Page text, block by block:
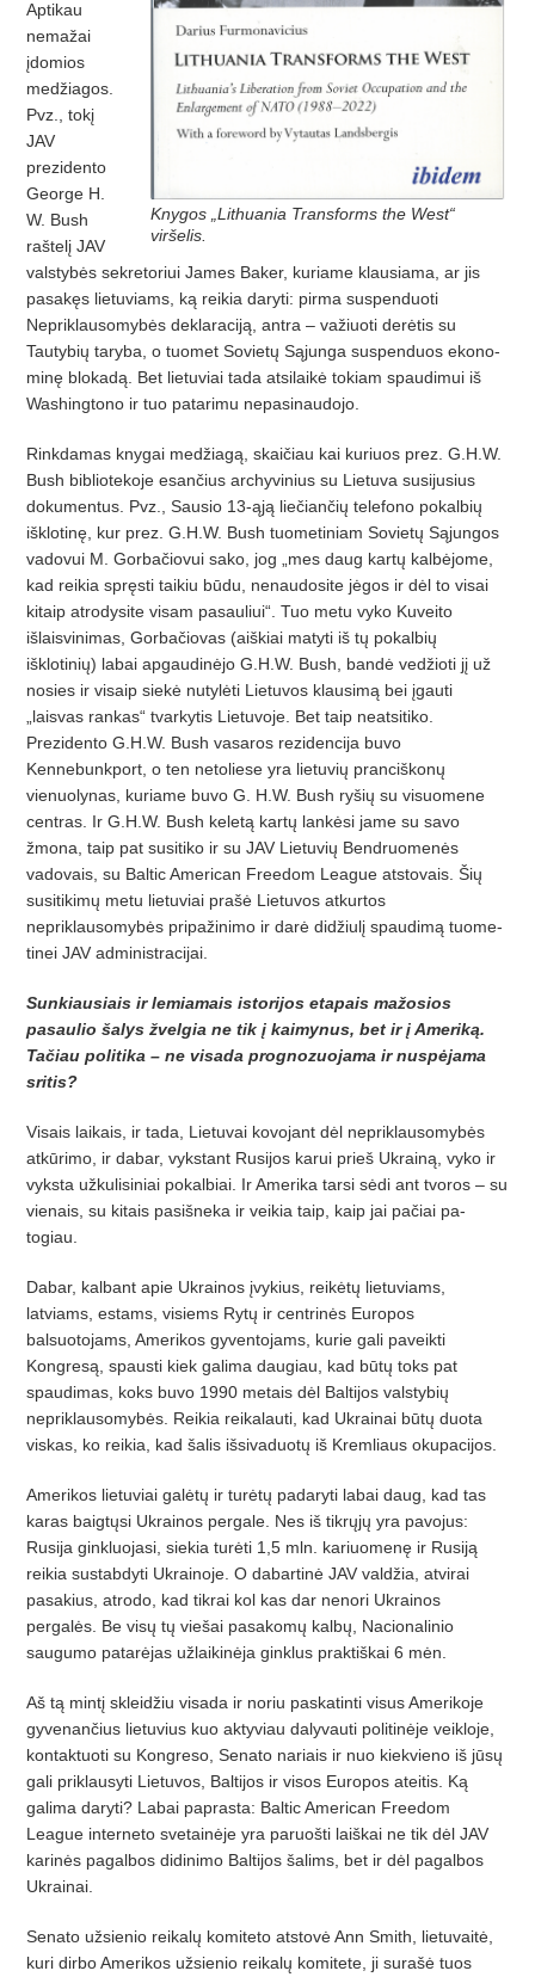
Knygos „Lithuania Transforms the West“
viršelis.
Aptikau
nemažai
įdomios
medžiagos.
Pvz., tokį
JAV
prezidento
George H.
W. Bush
raštelį JAV
valstybės sekretoriui James Ba­ker, kuriame klausiama, ar jis
pasakęs lietuviams, ką reikia daryti: pirma suspen­duoti
Nepriklausomybės deklaraciją, antra – važiuoti derėtis su
Tautybių taryba, o tuomet Sovietų Sąjunga suspenduos ekono­
minę blokadą. Bet lietuviai tada atsilaikė tokiam spaudimui iš
Washingtono ir tuo patarimu nepasinaudojo.
Rinkdamas knygai medžiagą, skaičiau kai kuriuos prez. G.H.W.
Bush bibliotekoje esančius archyvinius su Lietuva susijusius
dokumentus. Pvz., Sausio 13-ąją liečiančių telefono pokalbių
išklotinę, kur prez. G.H.W. Bush tuometiniam Sovietų Sąjungos
vadovui M. Gorbačiovui sako, jog „mes daug kartų kalbėjome,
kad reikia spręsti taikiu būdu, nenaudosite jėgos ir dėl to visai
kitaip atrodysite visam pasauliui“. Tuo metu vyko Kuveito
išlaisvinimas, Gorbačiovas (aiškiai matyti iš tų pokalbių
išklotinių) labai apgaudinėjo G.H.W. Bush, bandė vedžioti jį už
nosies ir visaip siekė nutylėti Lietuvos klausimą bei įgauti
„laisvas rankas“ tvarkytis Lietuvoje. Bet taip neatsitiko.
Prezidento G.H.W. Bush vasaros rezidencija buvo
Kennebunkport, o ten netoliese yra lietuvių pranciškonų
vienuolynas, kuriame buvo G. H.W. Bush ryšių su visuomene
centras. Ir G.H.W. Bush keletą kartų lankėsi jame su savo
žmona, taip pat susitiko ir su JAV Lietuvių Bendruomenės
vadovais, su Baltic American Freedom League atsto­vais. Šių
susitikimų metu lietuviai prašė Lietuvos atkurtos
nepriklausomybės pripažinimo ir darė didžiulį spaudimą tuome­
tinei JAV administracijai.
Sunkiausiais ir lemiamais istorijos etapais mažosios
pasaulio šalys žvelgia ne tik į kaimynus, bet ir į Ameriką.
Tačiau politika – ne visada prognozuojama ir nuspėjama
sritis?
Visais laikais, ir tada, Lietuvai kovojant dėl nepriklausomybės
atkūrimo, ir dabar, vykstant Rusijos karui prieš Ukrainą, vyko ir
vyksta užkulisiniai pokalbiai. Ir Amerika tarsi sėdi ant tvoros – su
vienais, su kitais pasišneka ir veikia taip, kaip jai pačiai pa­
togiau.
Dabar, kalbant apie Ukrainos įvykius, reikėtų lietuviams,
latviams, estams, visiems Rytų ir centrinės Europos
balsuotojams, Amerikos gyventojams, kurie gali paveikti
Kongresą, spausti kiek galima daugiau, kad būtų toks pat
spaudimas, koks buvo 1990 metais dėl Baltijos valstybių
nepriklausomybės. Reikia reikalauti, kad Ukrainai būtų duota
viskas, ko reikia, kad šalis išsivaduotų iš Kremliaus okupacijos.
Amerikos lietuviai galėtų ir turėtų padaryti labai daug, kad tas
karas baigtųsi Ukrainos pergale. Nes iš tikrųjų yra pavojus:
Rusija ginkluojasi, siekia turėti 1,5 mln. kariuomenę ir Rusiją
reikia sustabdyti Ukrainoje. O dabartinė JAV valdžia, atvirai
pasakius, atrodo, kad tikrai kol kas dar ne­nori Ukrainos
pergalės. Be visų tų viešai pasakomų kalbų, Nacionalinio
saugumo patarėjas užlaikinėja ginklus praktiškai 6 mėn.
Aš tą mintį skleidžiu visada ir noriu paskatinti visus Amerikoje
gyvenančius lietuvius kuo aktyviau dalyvauti politinėje veikloje,
kontaktuoti su Kongreso, Senato nariais ir nuo kiekvieno iš jūsų
gali priklausyti Lietuvos, Baltijos ir visos Europos ateitis. Ką
galima daryti? Labai paprasta: Baltic American Freedom
League interneto svetainėje yra paruošti laiškai ne tik dėl JAV
karinės pagalbos didinimo Baltijos šalims, bet ir dėl pagalbos
Ukrainai.
Senato užsienio reikalų komiteto atsto­vė Ann Smith, lietuvaitė,
kuri dirbo Amerikos užsienio reikalų komitete, ji surašė tuos